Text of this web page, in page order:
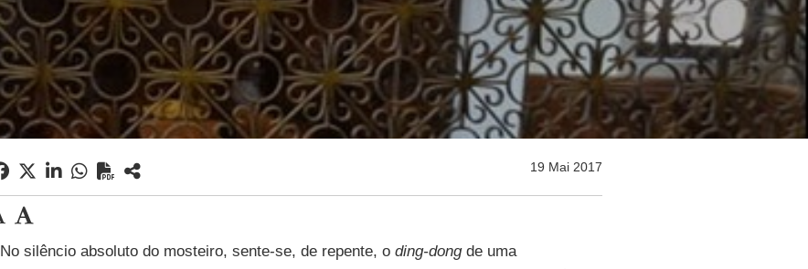
19 Mai 2017
No silêncio absoluto do mosteiro, sente-se, de repente, o ding-dongde uma